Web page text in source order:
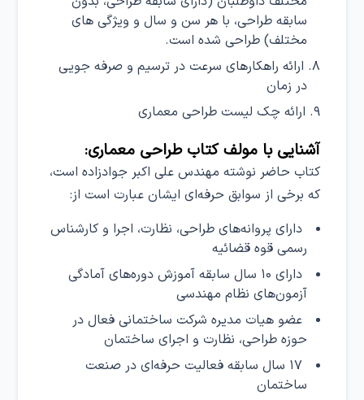
سابقه طراحی، با هر سن و سال و ویژگی های
مختلف) طراحی شده است.
ارائه راهکارهای سرعت در ترسیم و صرفه جویی
در زمان
ارائه چک لیست طراحی معماری
آشنایی با مولف کتاب طراحی معماری:
کتاب حاضر نوشته مهندس علی اکبر جوادزاده است،
که برخی از سوابق حرفه‌ای ایشان عبارت است از:
دارای پروانه‌های طراحی، نظارت، اجرا و کارشناس
رسمی قوه قضائیه
دارای ۱۰ سال سابقه آموزش دوره‌های آمادگی
آزمون‌های نظام مهندسی
عضو هیات مدیره شرکت ساختمانی فعال در
حوزه طراحی، نظارت و اجرای ساختمان
۱۷ سال سابقه فعالیت حرفه‌ای در صنعت
ساختمان